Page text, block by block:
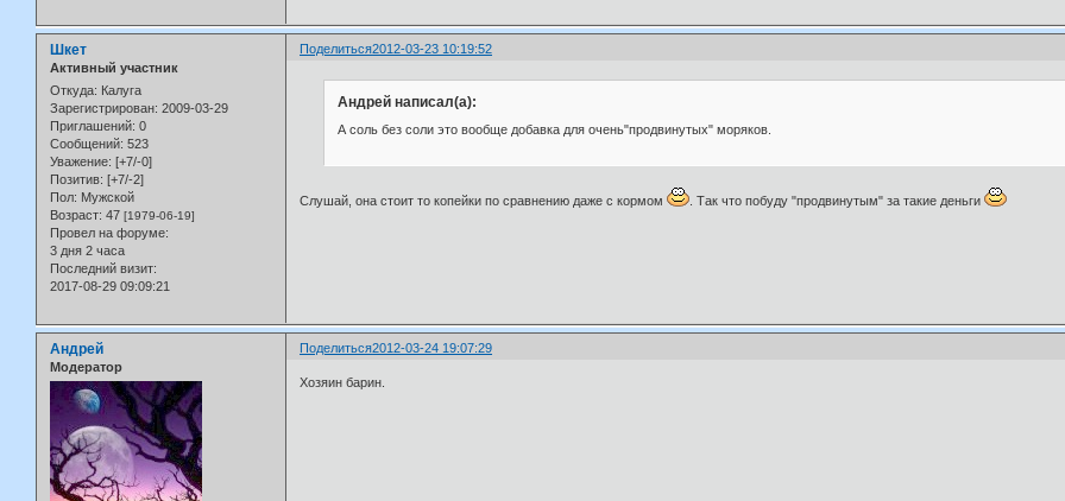
Поделиться2012-03-23 10:19:52
Шкет
Активный участник
Откуда: Калуга
Зарегистрирован: 2009-03-29
Приглашений: 0
Сообщений: 523
Уважение: [+7/-0]
Позитив: [+7/-2]
Пол: Мужской
Возраст: 47 [1979-06-19]
Провел на форуме:
3 дня 2 часа
Последний визит:
2017-08-29 09:09:21
Андрей написал(а):
А соль без соли это вообще добавка для очень"продвинутых" моряков.
Слушай, она стоит то копейки по сравнению даже с кормом . Так что побуду "продвинутым" за такие деньги
Поделиться2012-03-24 19:07:29
Андрей
Модератор
Хозяин барин.